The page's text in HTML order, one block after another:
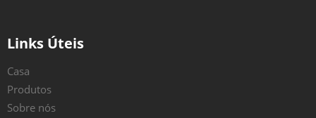
Links Úteis
Casa
Produtos
Sobre nós